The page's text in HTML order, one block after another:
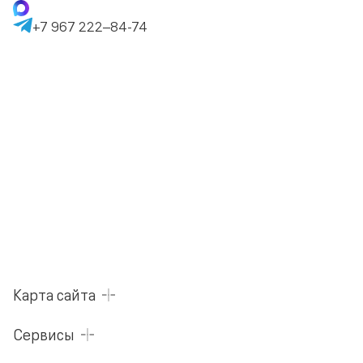
+7 967 222–84-74
Карта сайта
Сервисы